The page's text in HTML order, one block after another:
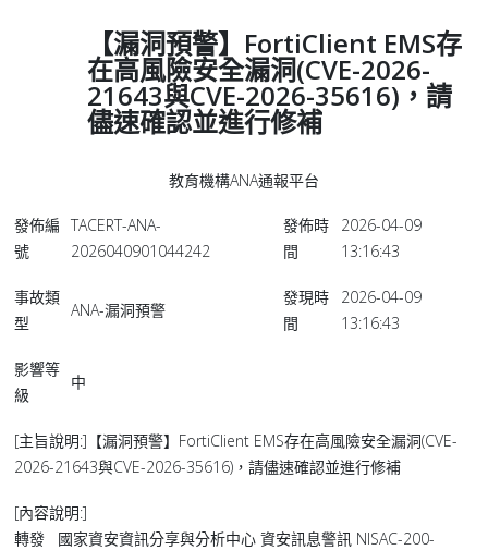
【漏洞預警】FortiClient EMS存
在高風險安全漏洞(CVE-2026-
21643與CVE-2026-35616)，請
儘速確認並進行修補
教育機構ANA通報平台
發佈編
號
TACERT-ANA-
2026040901044242
發佈時
間
2026-04-09
13:16:43
事故類
型
ANA-漏洞預警
發現時
間
2026-04-09
13:16:43
影響等
級
中
[主旨說明:]【漏洞預警】FortiClient EMS存在高風險安全漏洞(CVE-
2026-21643與CVE-2026-35616)，請儘速確認並進行修補
[內容說明:]
轉發 國家資安資訊分享與分析中心 資安訊息警訊 NISAC-200-